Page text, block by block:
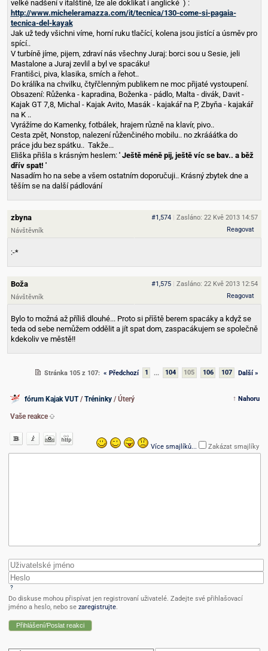
velké nadšení v italštině, lze ale doklikat i anglické ) :
http://www.micheleramazza.com/it/tecnica/130-come-si-pagaia-
tecnica-del-kayak
Jak už tedy všichni víme, horní ruku tlačící, kolena jsou jistící a úsměv pro
spící..
V turbíně jíme, pijem, zdraví nás všechny Juraj: borci sou u Sesie, jeli
Mastalone a Juraj zevlil a byl ve spacáku!
Františci, piva, klasika, smích a řehot..
Do králíka na chvilku, čtyřčlenným publikem ne moc přijaté vystoupení.
Obsazení: Růženka - kapradina, Boženka - pádlo, Malta - divák, Davit -
Kajak GT 7,8, Michal - Kajak Avito, Masák - kajakář na P, Zbyňa - kajakář
na K ..
Vyrážíme do Kamenky, fotbálek, hrajem různě na klavír, pivo..
Cesta zpět, Nonstop, nalezení růženčiného mobilu.. no zkrááátka do
práce jdu bez spátku.. Takže...
Eliška přišla s krásným heslem:' Ještě méně pij, ještě víc se bav.. a běž
dřív spat! '
Nasadím ho na sebe a všem ostatním doporučuji.. Krásný zbytek dne a
těším se na další pádlování
zbyna
Návštěvník
#1,574 | Zasláno: 22 Kvě 2013 14:57
Reagovat
:-*
Boža
Návštěvník
#1,575 | Zasláno: 22 Kvě 2013 12:54
Reagovat
Bylo to možná až příliš dlouhé... Proto si příště berem spacáky a když se
teda od sebe nemůžem oddělit a jít spat dom, zaspacákujem se společně
kdekoliv ve městě!!
Stránka 105 z 107: « Předchozí 1 ... 104 105 106 107 Další »
fórum Kajak VUT/Tréninky/ Úterý ↑ Nahoru
Vaše reakce
Více smajlíků... Zakázat smajlíky
?
Do diskuse mohou přispívat jen registrovaní uživatelé. Zadejte své přihlašovací
jméno a heslo, nebo se zaregistrujte.